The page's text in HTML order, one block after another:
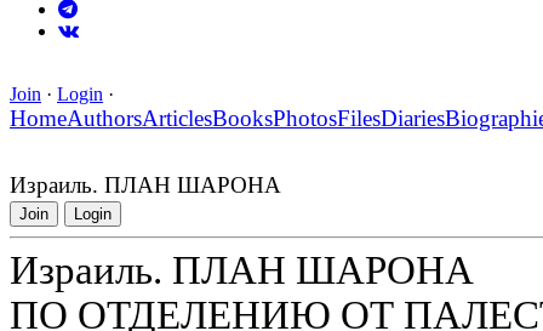
Join · Login ·
HomeAuthorsArticlesBooksPhotosFilesDiaries
Израиль. ПЛАН ШАРОНА
Join Login
Израиль. ПЛАН ШАРОНА
ПО ОТДЕЛЕНИЮ ОТ